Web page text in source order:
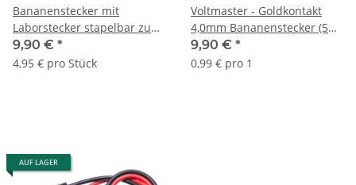
Bananenstecker mit
Laborstecker stapelbar zum
Löten (1 Paar)
9,90 € *
4,95 € pro Stück
Voltmaster - Goldkontakt
4,0mm Bananenstecker (5
Paar)
9,90 € *
0,99 € pro 1
AUF LAGER